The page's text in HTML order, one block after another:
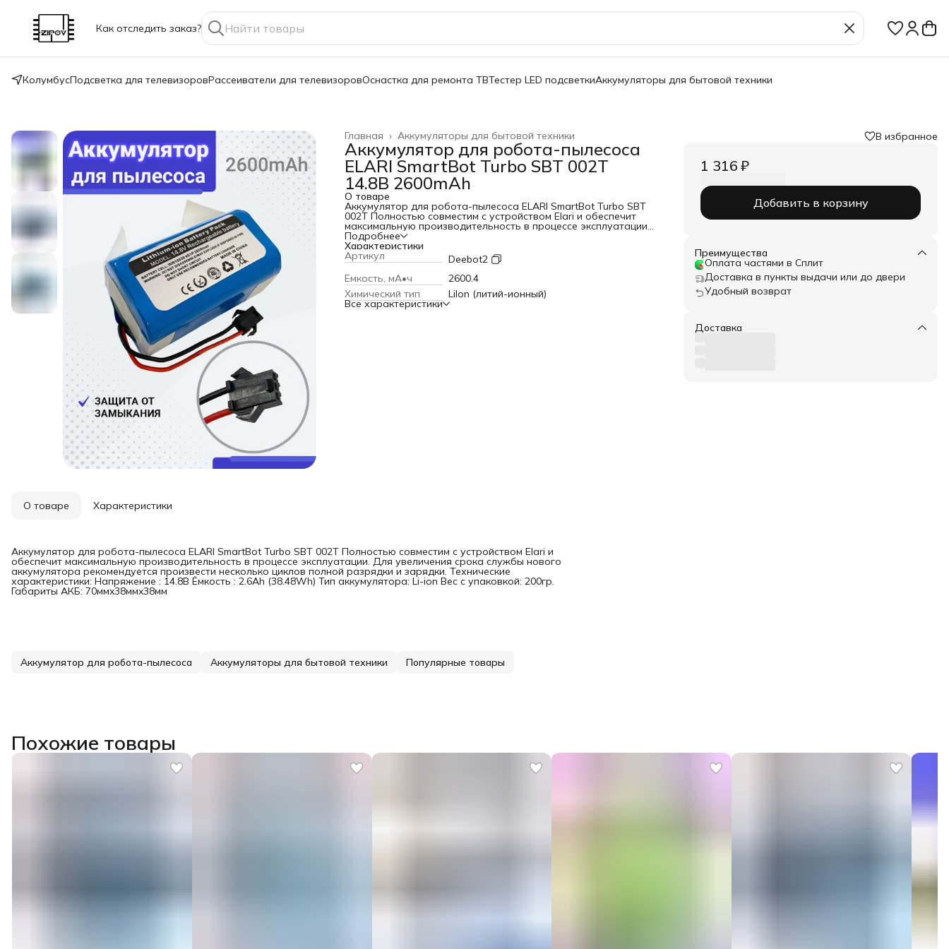
Как отследить заказ?
КолумбусПодсветка для телевизоровРассеиватели для телевизоровОснастка для ремонта ТВТестер LED подсветкиАккумуляторы для бытовой техники
Аккумуляторы для бытовой техники
Главная ›
Аккумулятор для робота-пылесоса
ELARI SmartBot Turbo SBT 002T
14.8В 2600mAh
О товаре
Аккумулятор для робота-пылесоса ELARI SmartBot Turbo SBT
002T Полностью совместим с устройством Elari и обеспечит
максимальную производительность в процессе эксплуатации.
Для увеличения срока службы нового аккумулятора
рекомендуется произвести несколько циклов полной разрядки
и зарядки. Технические характеристики: Напряжение : 14.8В
Ёмкость : 2.6Ah (38.48Wh) Тип аккумулятора: Li-ion Вес с
упаковкой: 200гр. Габариты АКБ: 70ммx38ммx38мм
Подробнее
Характеристики
Артикул
Deebot2
Емкость, мА•ч
2600.4
Химический тип
LiIon (литий-ионный)
Все характеристики
В избранное
1 316 ₽
Добавить в корзину
Преимущества
Оплата частями в Сплит
Доставка в пункты выдачи или до двери
Удобный возврат
Доставка
О товаре Характеристики
Аккумулятор для робота-пылесоса ELARI SmartBot Turbo SBT 002T Полностью совместим с устройством Elari и
обеспечит максимальную производительность в процессе эксплуатации. Для увеличения срока службы нового
аккумулятора рекомендуется произвести несколько циклов полной разрядки и зарядки. Технические
характеристики: Напряжение : 14.8В Ёмкость : 2.6Ah (38.48Wh) Тип аккумулятора: Li-ion Вес с упаковкой: 200гр.
Габариты АКБ: 70ммx38ммx38мм
Аккумулятор для робота-пылесоса Аккумуляторы для бытовой техники Популярные товары
Похожие товары